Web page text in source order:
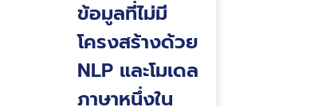
ข้อมูลที่ไม่มี
โครงสร้างด้วย
NLP และโมเดล
ภาษาหนึ่งใน